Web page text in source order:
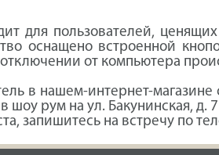
для пользователей,
оснащено встроенной
от компьютера
в нашем-интернет-
рум на ул. Бакунинская, д.
запишитесь на встречу по